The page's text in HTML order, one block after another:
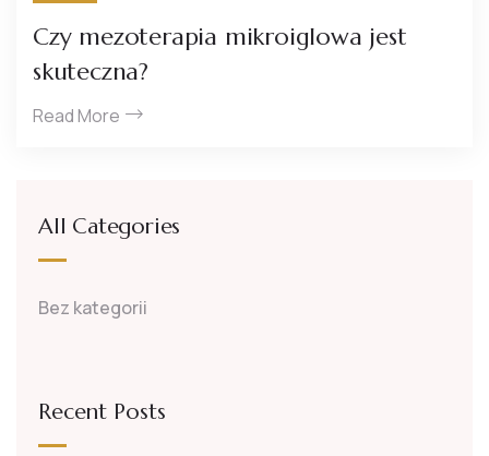
Czy mezoterapia mikroiglowa jest
skuteczna?
Read More
All Categories
Bez kategorii
Recent Posts